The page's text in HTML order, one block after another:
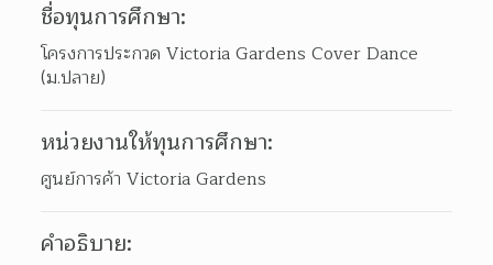
ชื่อทุนการศึกษา:
โครงการประกวด Victoria Gardens Cover Dance
(ม.ปลาย)
หน่วยงานให้ทุนการศึกษา:
ศูนย์การค้า Victoria Gardens
คำอธิบาย: